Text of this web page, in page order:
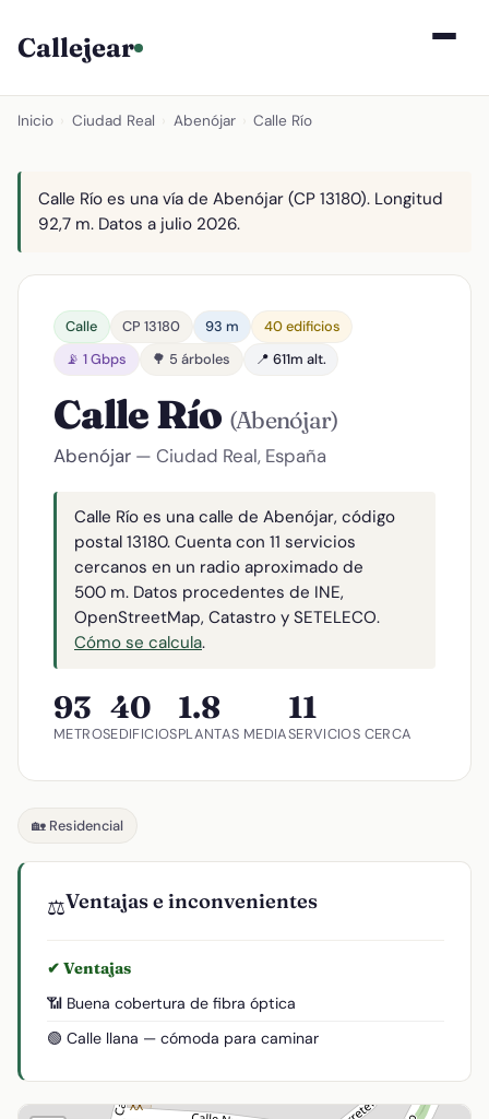
Callejear
Inicio Ciudad Real Abenójar Calle Río
Calle Río es una vía de Abenójar (CP 13180). Longitud
92,7 m. Datos a julio 2026.
Calle CP 13180 93 m
40 edificios
📡 1 Gbps
🌳 5 árboles 📍 611m alt.
Calle Río (Abenójar)
Abenójar — Ciudad Real, España
Calle Río es una calle de Abenójar, código
postal 13180. Cuenta con 11 servicios
cercanos en un radio aproximado de
500 m. Datos procedentes de INE,
OpenStreetMap, Catastro y SETELECO.
Cómo se calcula.
93
METROS
40
EDIFICIOS
1.8
PLANTAS MEDIA
11
SERVICIOS CERCA
🏡 Residencial
⚖️Ventajas e inconvenientes
✔ Ventajas
📶 Buena cobertura de fibra óptica
🟢 Calle llana — cómoda para caminar